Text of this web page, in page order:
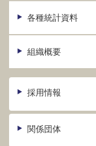
各種統計資料
組織概要
採用情報
関係団体